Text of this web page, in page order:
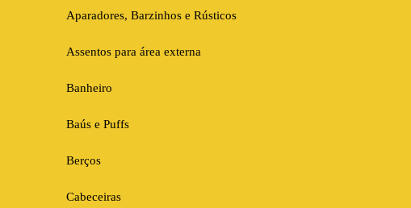
Aparadores, Barzinhos e Rústicos
Assentos para área externa
Banheiro
Baús e Puffs
Berços
Cabeceiras